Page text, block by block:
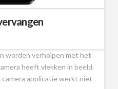
worden verholpen met het
heeft vlekken in beeld.
applicatie werkt niet